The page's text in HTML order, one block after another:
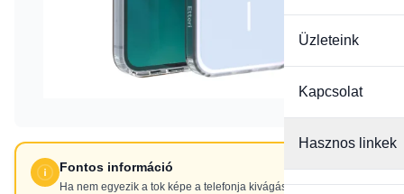
Üzleteink
Kapcsolat
Hasznos linkek
Fontos információ
Ha nem egyezik a tok képe a telefonja kivágásaival, NE